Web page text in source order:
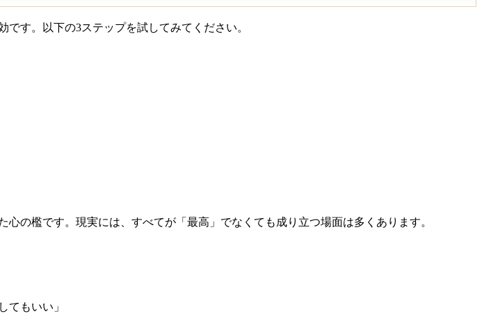
す。以下の3ステップを試してみてください。
の檻です。現実には、すべてが「最高」でなくても成り立つ場面は多くあります。
てもいい」